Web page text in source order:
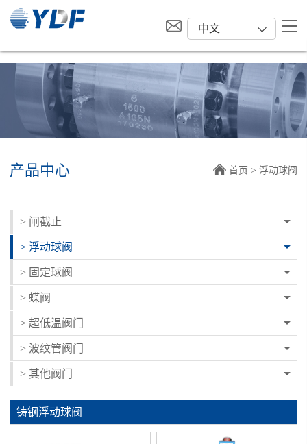
中文
产品中心 首页 > 浮动球阀
> 闸截止
> 浮动球阀
> 固定球阀
> 蝶阀
> 超低温阀门
> 波纹管阀门
> 其他阀门
铸钢浮动球阀